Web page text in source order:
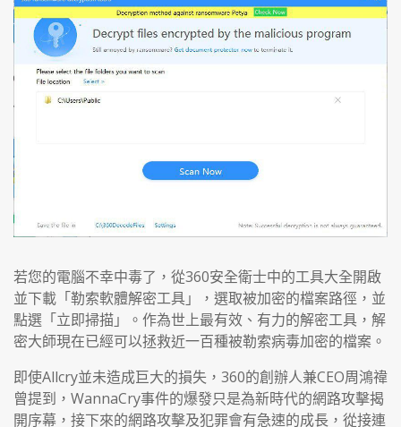
若您的電腦不幸中毒了，從360安全衛士中的工具大全開啟
並下載「勒索軟體解密工具」，選取被加密的檔案路徑，並
點選「立即掃描」。作為世上最有效、有力的解密工具，解
密大師現在已經可以拯救近一百種被勒索病毒加密的檔案。
即使Allcry並未造成巨大的損失，360的創辦人兼CEO周鴻禕
曾提到，WannaCry事件的爆發只是為新時代的網路攻擊揭
開序幕，接下來的網路攻擊及犯罪會有急速的成長，從接連